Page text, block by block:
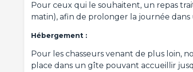
Pour ceux qui le souhaitent, un repas
matin), afin de prolonger la journée
Hébergement :
Pour les chasseurs venant de plus loin,
place dans un gîte pouvant accueillir